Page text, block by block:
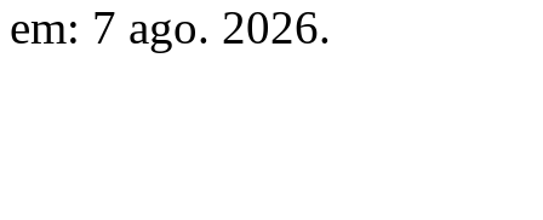
em: 7 ago. 2026.